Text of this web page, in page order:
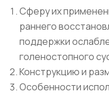
Сферу их
раннего
поддержки
голеностопного
Конструкцию и
Особенности